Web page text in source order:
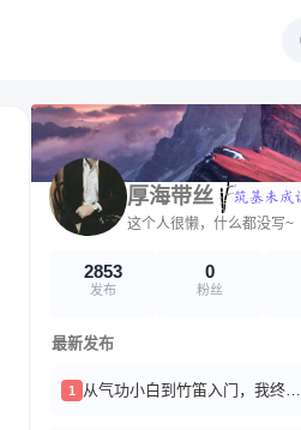
厚海带丝
这个人很懒，什么都没写~
2853
发布
0
粉丝
最新发布
1 从气功小白到竹笛入门，我终于搞懂了“丹田”是啥